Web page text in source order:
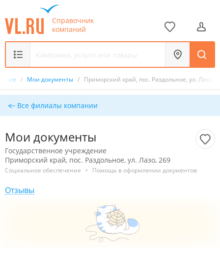
Справочник
компаний
/ Мои документы / Приморский край, пос. Раздольное, ул. Лазо,
Все филиалы компании
Мои документы
Государственное учреждение
Приморский край, пос. Раздольное, ул. Лазо, 269
Социальное обеспечение • Помощь в оформлении документов
Отзывы